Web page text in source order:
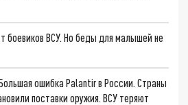
боевиков ВСУ. Но беды для малышей не
ошибка Palantir в России. Страны
поставки оружия. ВСУ теряют